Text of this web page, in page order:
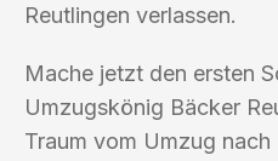
Reutlingen verlassen.
Mache jetzt den ersten
Umzugskönig Bäcker
Traum vom Umzug